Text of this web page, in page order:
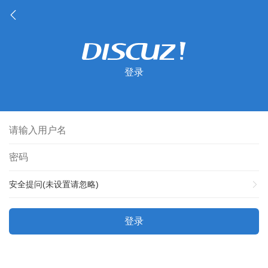
登录
安全提问(未设置请忽略)
登录